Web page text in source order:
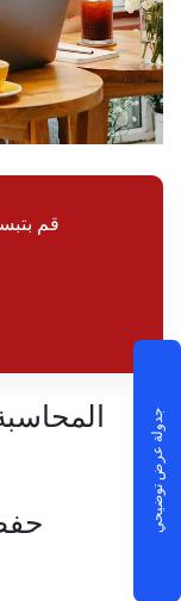
قم
جدولة عرض توضيحي